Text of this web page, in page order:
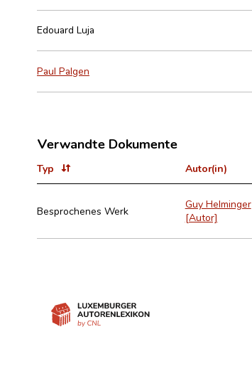
Edouard Luja
Paul Palgen
Verwandte Dokumente
Typ Autor(in)
Besprochenes Werk
Guy Helminger
[Autor]